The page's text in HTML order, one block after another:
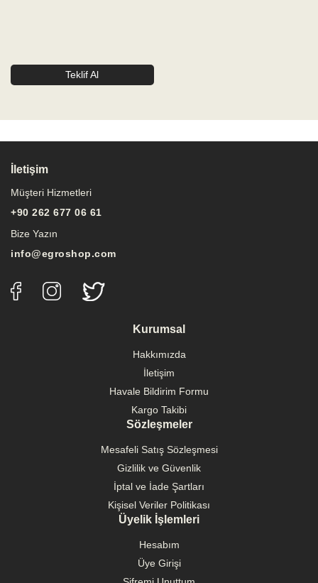
Teklif Al
İletişim
Müşteri Hizmetleri
+90 262 677 06 61
Bize Yazın
info@egroshop.com
Kurumsal
Hakkımızda
İletişim
Havale Bildirim Formu
Kargo Takibi
Sözleşmeler
Mesafeli Satış Sözleşmesi
Gizlilik ve Güvenlik
İptal ve İade Şartları
Kişisel Veriler Politikası
Üyelik İşlemleri
Hesabım
Üye Girişi